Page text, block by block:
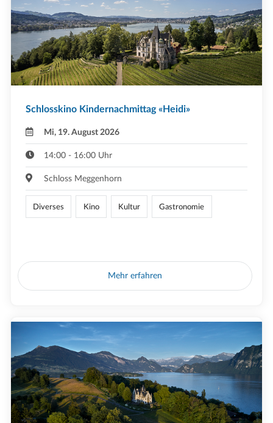
Schlosskino Kindernachmittag «Heidi»
Mi, 19. August 2026
14:00 - 16:00 Uhr
Schloss Meggenhorn
Diverses Kino Kultur Gastronomie
Mehr erfahren